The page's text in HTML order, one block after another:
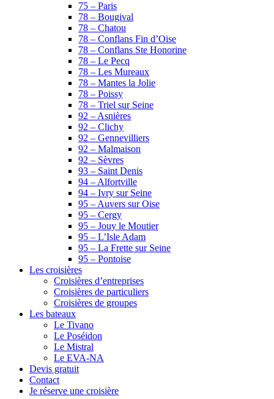
75 – Paris
78 – Bougival
78 – Chatou
78 – Conflans Fin d’Oise
78 – Conflans Ste Honorine
78 – Le Pecq
78 – Les Mureaux
78 – Mantes la Jolie
78 – Poissy
78 – Triel sur Seine
92 – Asnières
92 – Clichy
92 – Gennevilliers
92 – Malmaison
92 – Sèvres
93 – Saint Denis
94 – Alfortville
94 – Ivry sur Seine
95 – Auvers sur Oise
95 – Cergy
95 – Jouy le Moutier
95 – L’Isle Adam
95 – La Frette sur Seine
95 – Pontoise
Les croisières
Croisières d’entreprises
Croisières de particuliers
Croisières de groupes
Les bateaux
Le Tivano
Le Poséidon
Le Mistral
Le EVA-NA
Devis gratuit
Contact
Je réserve une croisière